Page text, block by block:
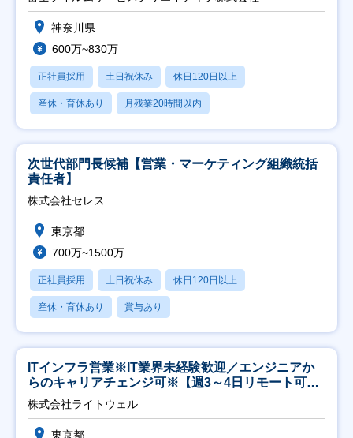
神奈川県
600万~830万
正社員採用 土日祝休み 休日120日以上
産休・育休あり 月残業20時間以内
次世代部門長候補【営業・マーケティング組織統括
責任者】
株式会社セレス
東京都
700万~1500万
正社員採用 土日祝休み 休日120日以上
産休・育休あり 賞与あり
ITインフラ営業※IT業界未経験歓迎／エンジニアか
らのキャリアチェンジ可※【週3～4日リモート可
能】
株式会社ライトウェル
東京都